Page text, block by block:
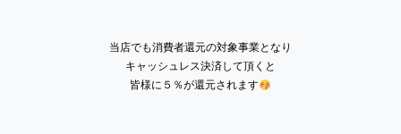
当店でも消費者還元の対象事業となり
キャッシュレス決済して頂くと
皆様に５％が還元されます